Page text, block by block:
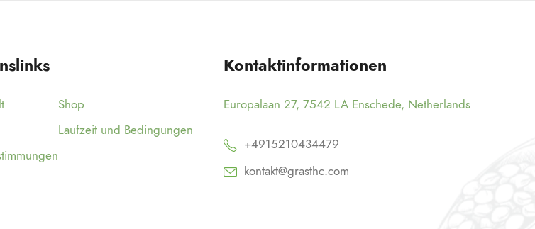
Shop
Laufzeit und Bedingungen
Kontaktinformationen
Europalaan 27, 7542 LA Enschede, Netherlands
+4915210434479
kontakt@grasthc.com